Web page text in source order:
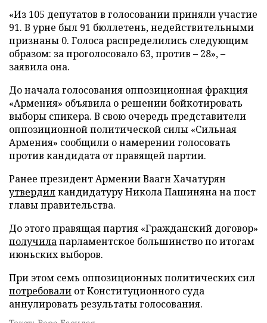
«Из 105 депутатов в голосовании приняли участие
91. В урне был 91 бюллетень, недействительными
признаны 0. Голоса распределились следующим
образом: за проголосовало 63, против – 28», –
заявила она.
До начала голосования оппозиционная фракция
«Армения» объявила о решении бойкотировать
выборы спикера. В свою очередь представители
оппозиционной политической силы «Сильная
Армения» сообщили о намерении голосовать
против кандидата от правящей партии.
Ранее президент Армении Ваагн Хачатурян
утвердилкандидатуру Никола Пашиняна на пост
главы правительства.
До этого правящая партия «Гражданский договор»
получилапарламентское большинство по итогам
июньских выборов.
При этом семь оппозиционных политических сил
потребовали от Конституционного суда
аннулировать результаты голосования.